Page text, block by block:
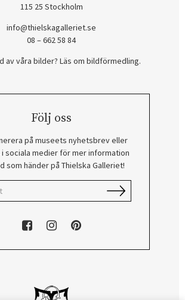
115 25 Stockholm
info@thielskagalleriet.se
08 – 662 58 84
av våra bilder? Läs om bildförmedling.
Följ oss
på museets nyhetsbrev eller
sociala medier för mer information
som händer på Thielska Galleriet!